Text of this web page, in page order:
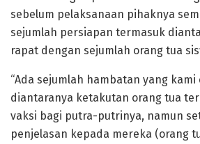
sebelum pelaksanaan pihaknya
sejumlah persiapan termasuk
rapat dengan sejumlah orang tua
“Ada sejumlah hambatan yang
diantaranya ketakutan orang tua
vaksi bagi putra-putrinya, namun
penjelasan kepada mereka (orang